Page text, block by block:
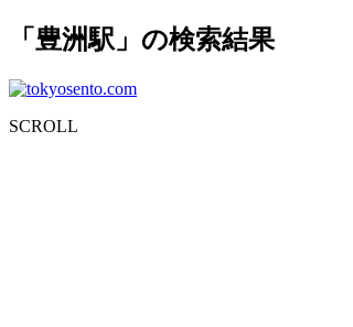
「豊洲駅」の検索結果
SCROLL